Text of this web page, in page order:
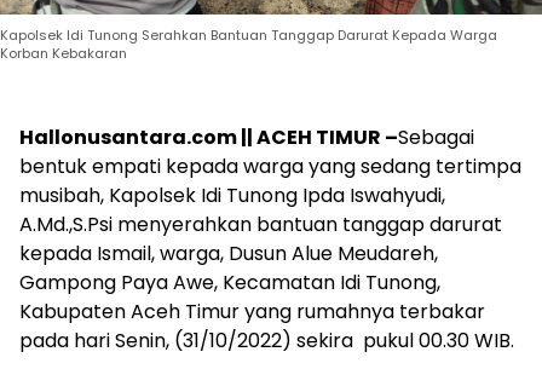
Kapolsek Idi Tunong Serahkan Bantuan Tanggap Darurat Kepada Warga
Korban Kebakaran
Hallonusantara.com || ACEH TIMUR –Sebagai
bentuk empati kepada warga yang sedang tertimpa
musibah, Kapolsek Idi Tunong Ipda Iswahyudi,
A.Md.,S.Psi menyerahkan bantuan tanggap darurat
kepada Ismail, warga, Dusun Alue Meudareh,
Gampong Paya Awe, Kecamatan Idi Tunong,
Kabupaten Aceh Timur yang rumahnya terbakar
pada hari Senin, (31/10/2022) sekira pukul 00.30 WIB.